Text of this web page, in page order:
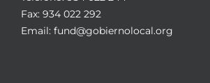
Fax: 934 022 292
Email: fund@gobiernolocal.org